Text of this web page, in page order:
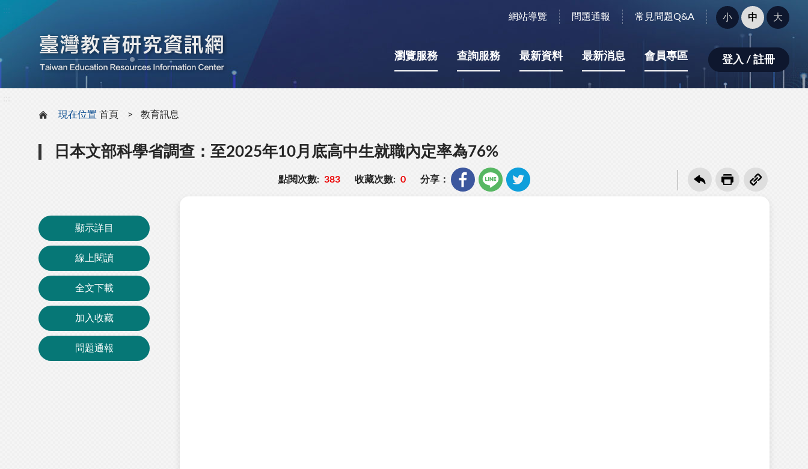
網站導覽 問題通報 常見問題Q&A
字
型
小：
小 中 大
瀏覽服務 查詢服務 最新資料 最新消息 會員專區 登入 / 註冊
現在位置 首頁 教育訊息
日本文部科學省調查：至2025年10月底高中生就職內定率為76%
點閱次數: 383 收藏次數: 0 分享：
顯示詳目
線上閱讀
全文下載
加入收藏
問題通報